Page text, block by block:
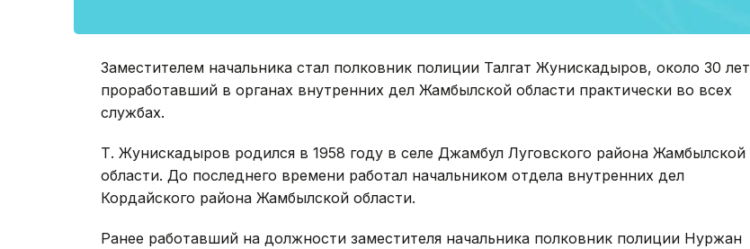
Заместителем начальника стал полковник полиции Талгат Жунискадыров, около 30 лет
проработавший в органах внутренних дел Жамбылской области практически во всех
службах.
Т. Жунискадыров родился в 1958 году в селе Джамбул Луговского района Жамбылской
области. До последнего времени работал начальником отдела внутренних дел
Кордайского района Жамбылской области.
Ранее работавший на должности заместителя начальника полковник полиции Нуржан